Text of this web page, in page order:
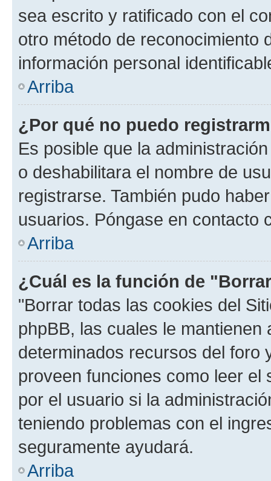
sea escrito y ratificado con el
otro método de reconocimiento
información personal
Arriba
¿Por qué no puedo
Es posible que la
o deshabilitara el nombre de
registrarse. También pudo
usuarios. Póngase en contacto
Arriba
¿Cuál es la función de
"Borrar todas las cookies del
phpBB, las cuales le
determinados recursos del foro
proveen funciones como leer el
por el usuario si la
teniendo problemas con el
seguramente ayudará.
Arriba